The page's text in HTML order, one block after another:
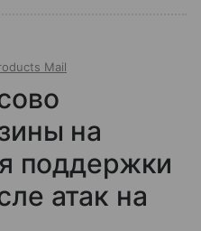
Mail
на
поддержки
атак на